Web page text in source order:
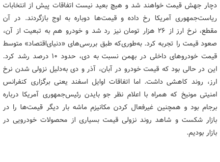
دچار جهش قیمت خواهند شد و هیچ بعید نیست اتفاقات پیش از انتخابات
ریاست‌جمهوری آمریکا رخ داده و قیمت‌ها دوباره به اوج بازگردند. در آن
مقطع، نرخ ارز از ۲۶ هزار تومان نیز رد شد و خودرو هم به تبعیت از آن،
صعود قیمت را تجربه کرد. به‌طوری‌که طبق بررسی‌های «دنیای‌اقتصاد» متوسط
قیمت خودروهای داخلی در بهمن نسبت به دی، حدود ۱۰ درصد رشد کرد.
این در حالی بود که قیمت خودرو در آبان، آذر و دی به‌دلیل نزولی شدن نرخ
ارز، روند کاهشی داشت. اما اتفاقات اوایل اسفند یعنی برگزاری کنفرانس
امنیتی مونیخ که همراه با اعلام نظر جو بایدن رئیس‌جمهوری آمریکا درباره
برجام بود و همچنین غیرفعال کردن مکانیزم ماشه بار دیگر قیمت‌ها را در
بازار شکست و شاهد روند نزولی قیمت بسیاری از محصولات خودرویی در
بازار بودیم.